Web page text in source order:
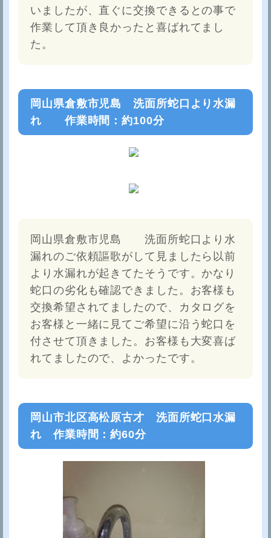
いましたが、直ぐに交換できるとの事で
作業して頂き良かったと喜ばれてまし
た。
岡山県倉敷市児島 洗面所蛇口より水漏
れ 作業時間：約100分
岡山県倉敷市児島 洗面所蛇口より水
漏れのご依頼謳歌がして見ましたら以前
より水漏れが起きてたそうです。かなり
蛇口の劣化も確認できました。お客様も
交換希望されてましたので、カタログを
お客様と一緒に見てご希望に沿う蛇口を
付させて頂きました。お客様も大変喜ば
れてましたので、よかったです。
岡山市北区高松原古才 洗面所蛇口水漏
れ 作業時間：約60分